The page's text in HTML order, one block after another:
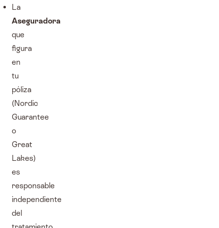
La
Aseguradora
que
figura
en
tu
póliza
(Nordic
Guarantee
o
Great
Lakes)
es
responsable
independiente
del